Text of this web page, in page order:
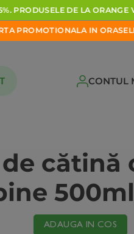
PRODUSELEDE LA ORANGE
INORASELE
CONTUL
cătină
500ml
ADAUGA IN COS